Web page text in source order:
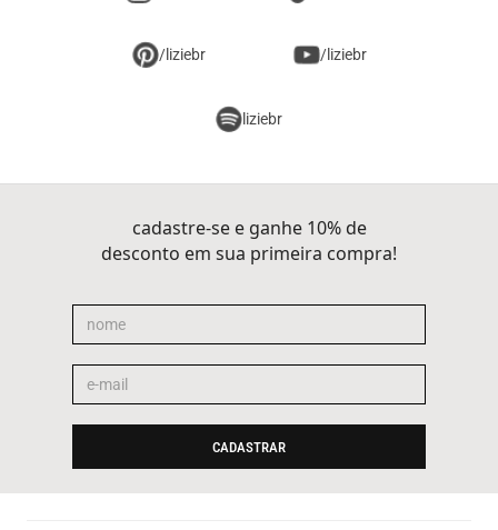
/liziebr /liziebr
liziebr
cadastre-se e ganhe 10% de
desconto em sua primeira compra!
CADASTRAR